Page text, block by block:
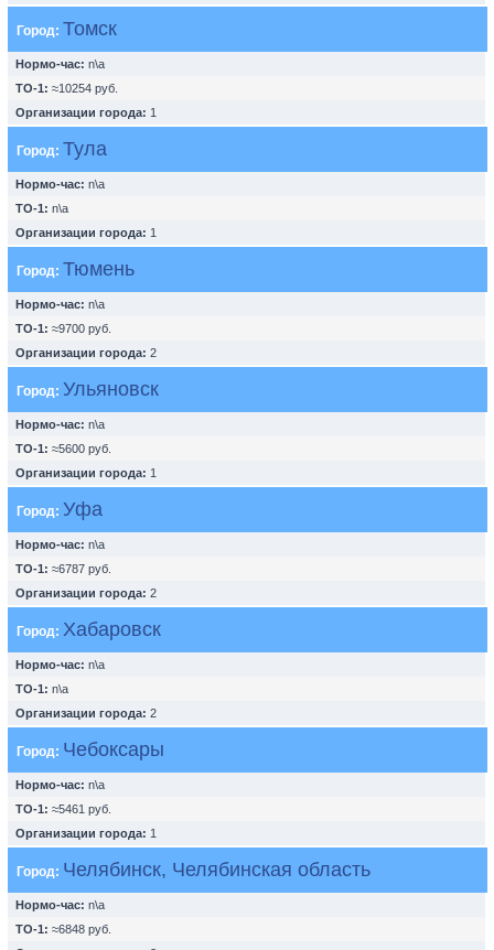
Город: Томск
Нормо-час: n\a
ТО-1: ≈10254 руб.
Организации города: 1
Город: Тула
Нормо-час: n\a
ТО-1: n\a
Организации города: 1
Город: Тюмень
Нормо-час: n\a
ТО-1: ≈9700 руб.
Организации города: 2
Город: Ульяновск
Нормо-час: n\a
ТО-1: ≈5600 руб.
Организации города: 1
Город: Уфа
Нормо-час: n\a
ТО-1: ≈6787 руб.
Организации города: 2
Город: Хабаровск
Нормо-час: n\a
ТО-1: n\a
Организации города: 2
Город: Чебоксары
Нормо-час: n\a
ТО-1: ≈5461 руб.
Организации города: 1
Город: Челябинск, Челябинская область
Нормо-час: n\a
ТО-1: ≈6848 руб.